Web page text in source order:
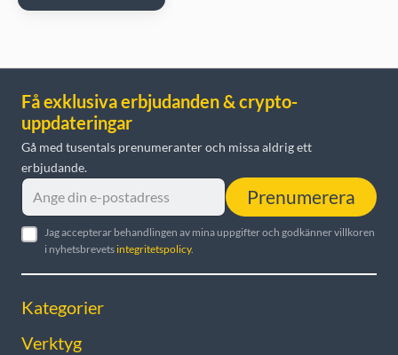
Få exklusiva erbjudanden & crypto-
uppdateringar
Gå med tusentals prenumeranter och missa aldrig ett
erbjudande.
Prenumerera
Jag accepterar behandlingen av mina uppgifter och godkänner villkoren
i nyhetsbrevets integritetspolicy.
Kategorier
Verktyg